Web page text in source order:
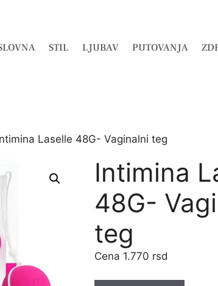
STIL LJUBAV PUTOVANJA
Laselle 48G- Vaginalni teg
Intimina
48G-
teg
1.770 rsd